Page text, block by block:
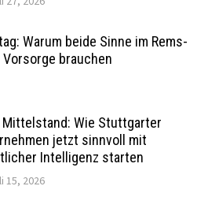
Warum beide Sinne im Rems-
brauchen
Mittelstand: Wie Stuttgarter
jetzt sinnvoll mit
Intelligenz starten
15, 2026